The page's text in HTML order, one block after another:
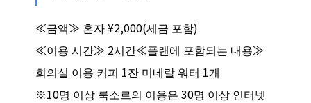
≪금액≫ 혼자 ¥2,000(세금 포함)
≪이용 시간≫ 2시간≪플랜에 포함되는 내용≫
회의실 이용 커피 1잔 미네랄 워터 1개
※10명 이상 룩소르의 이용은 30명 이상 인터넷